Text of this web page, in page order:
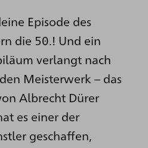
Episode des
die 50.! Und ein
verlangt nach
Meisterwerk – das
Albrecht Dürer
es einer der
geschaffen,